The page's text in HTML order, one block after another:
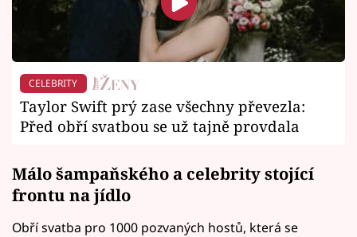
CELEBRITY
Taylor Swift prý zase všechny převezla:
Před obří svatbou se už tajně provdala
Málo šampaňského a celebrity stojící
frontu na jídlo
Obří svatba pro 1000 pozvaných hostů, která se